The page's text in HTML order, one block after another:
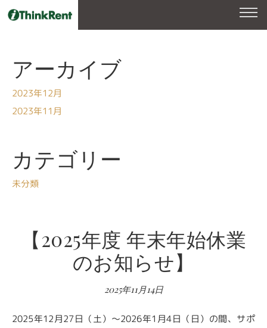
アーカイブ
2023年12月
2023年11月
カテゴリー
未分類
【2025年度 年末年始休業
のお知らせ】
2025年11月14日
2025年12月27日（土）～2026年1月4日（日）の間、サポ